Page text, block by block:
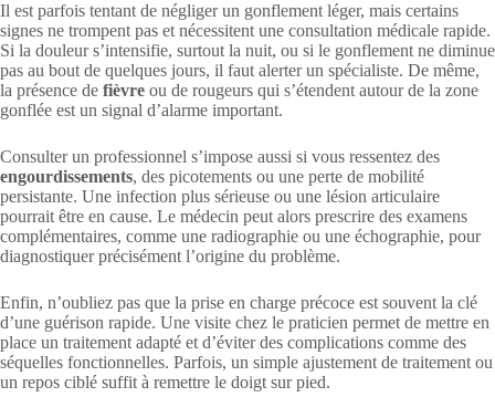
Il est parfois tentant de négliger un gonflement léger, mais certains
signes ne trompent pas et nécessitent une consultation médicale rapide.
Si la douleur s’intensifie, surtout la nuit, ou si le gonflement ne diminue
pas au bout de quelques jours, il faut alerter un spécialiste. De même,
la présence de fièvre ou de rougeurs qui s’étendent autour de la zone
gonflée est un signal d’alarme important.
Consulter un professionnel s’impose aussi si vous ressentez des
engourdissements, des picotements ou une perte de mobilité
persistante. Une infection plus sérieuse ou une lésion articulaire
pourrait être en cause. Le médecin peut alors prescrire des examens
complémentaires, comme une radiographie ou une échographie, pour
diagnostiquer précisément l’origine du problème.
Enfin, n’oubliez pas que la prise en charge précoce est souvent la clé
d’une guérison rapide. Une visite chez le praticien permet de mettre en
place un traitement adapté et d’éviter des complications comme des
séquelles fonctionnelles. Parfois, un simple ajustement de traitement ou
un repos ciblé suffit à remettre le doigt sur pied.